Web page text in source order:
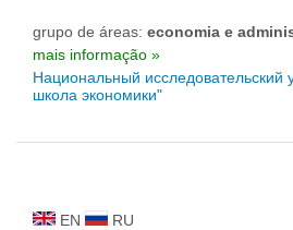
grupo de áreas: economia e
mais informação »
Национальный исследовательский
школа экономики"
EN RU